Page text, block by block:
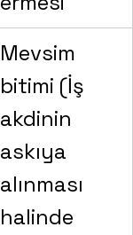
Mevsim
bitimi (İş
akdinin
askıya
alınması
halinde